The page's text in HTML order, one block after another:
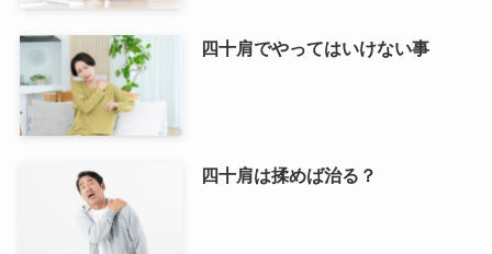
四十肩でやってはいけない事
四十肩は揉めば治る？